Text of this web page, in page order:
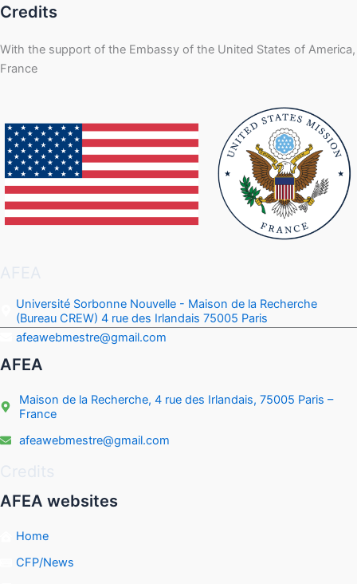
Credits
With the support of the Embassy of the United States of America,
France
Université Sorbonne Nouvelle - Maison de la Recherche
(Bureau CREW) 4 rue des Irlandais 75005 Paris
afeawebmestre@gmail.com
AFEA
Maison de la Recherche, 4 rue des Irlandais, 75005 Paris –
France
afeawebmestre@gmail.com
AFEA websites
Home
CFP/News